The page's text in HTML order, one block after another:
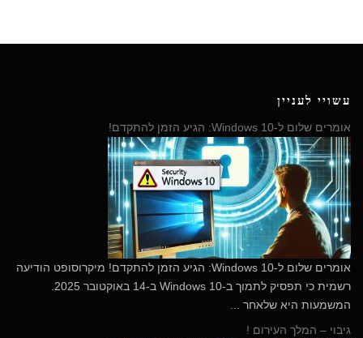
עשויי לעניין
אומרים שלום ל-Windows 10: הגיע הזמן להתקדם!
​אומרים שלום ל-Windows 10: הגיע הזמן להתקדם! מיקרוסופט הודיעה
המשמעות היא שלאחר ...
גיבוי – המלך העירום !